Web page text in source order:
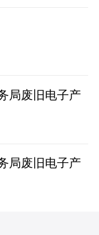
局废旧电子产
局废旧电子产